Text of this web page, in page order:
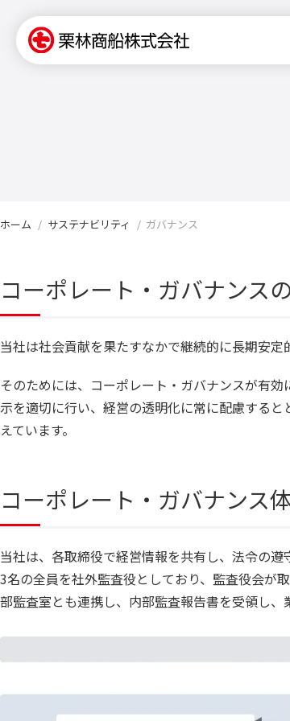
ホーム サステナビリティ ガバナンス
コーポレート・ガバナンス
当社は社会貢献を果たすなかで継続的に長期安
そのためには、コーポレート・ガバナンスが有
示を適切に行い、経営の透明化に常に配慮する
えています。
コーポレート・ガバナンス
当社は、各取締役で経営情報を共有し、法令の
3名の全員を社外監査役としており、監査役会が
部監査室とも連携し、内部監査報告書を受領し、